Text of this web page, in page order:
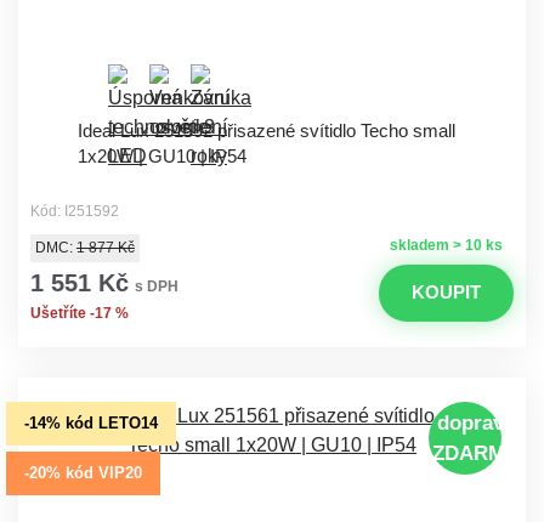
Ideal Lux 251592 přisazené svítidlo Techo small
1x20W | GU10 | IP54
Kód: I251592
skladem > 10 ks
DMC: 1 877 Kč
1 551 Kč s DPH
Ušetříte -17 %
KOUPIT
-14% kód LETO14
-20% kód VIP20
doprava
ZDARMA